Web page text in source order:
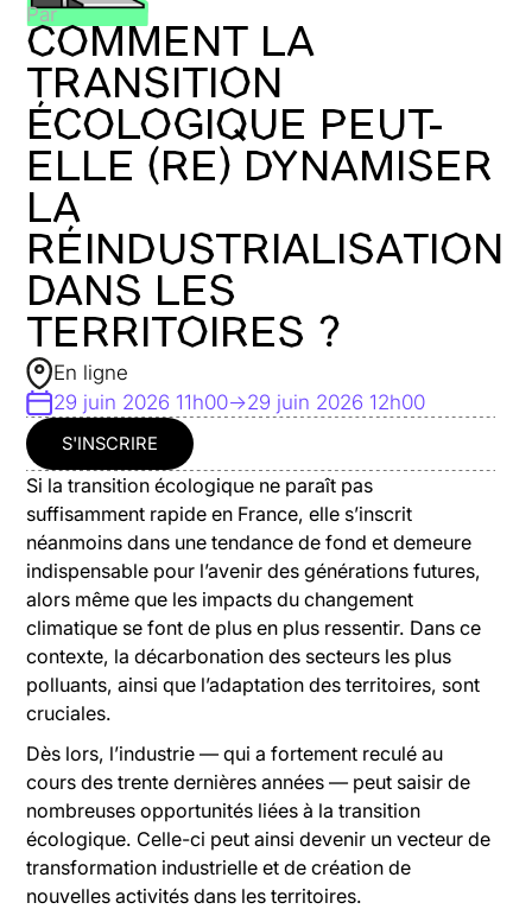
Par
COMMENT LA
TRANSITION
ÉCOLOGIQUE PEUT-
ELLE (RE) DYNAMISER
LA
RÉINDUSTRIALISATION
DANS LES
TERRITOIRES ?
En ligne
29 juin 2026 11h00->29 juin 2026 12h00
S'INSCRIRE
Si la transition écologique ne paraît pas
suffisamment rapide en France, elle s’inscrit
néanmoins dans une tendance de fond et demeure
indispensable pour l’avenir des générations futures,
alors même que les impacts du changement
climatique se font de plus en plus ressentir. Dans ce
contexte, la décarbonation des secteurs les plus
polluants, ainsi que l’adaptation des territoires, sont
cruciales.
Dès lors, l’industrie — qui a fortement reculé au
cours des trente dernières années — peut saisir de
nombreuses opportunités liées à la transition
écologique. Celle-ci peut ainsi devenir un vecteur de
transformation industrielle et de création de
nouvelles activités dans les territoires.